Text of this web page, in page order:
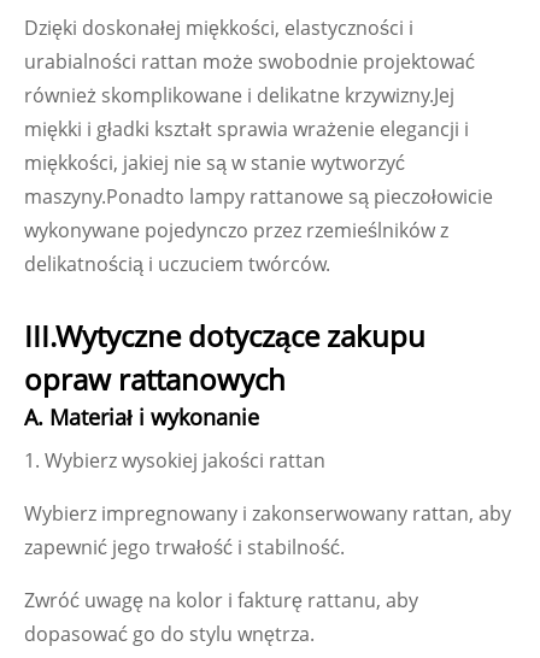
Dzięki doskonałej miękkości, elastyczności i
urabialności rattan może swobodnie projektować
również skomplikowane i delikatne krzywizny.Jej
miękki i gładki kształt sprawia wrażenie elegancji i
miękkości, jakiej nie są w stanie wytworzyć
maszyny.Ponadto lampy rattanowe są pieczołowicie
wykonywane pojedynczo przez rzemieślników z
delikatnością i uczuciem twórców.
III.Wytyczne dotyczące zakupu
opraw rattanowych
A. Materiał i wykonanie
1. Wybierz wysokiej jakości rattan
Wybierz impregnowany i zakonserwowany rattan, aby
zapewnić jego trwałość i stabilność.
Zwróć uwagę na kolor i fakturę rattanu, aby
dopasować go do stylu wnętrza.